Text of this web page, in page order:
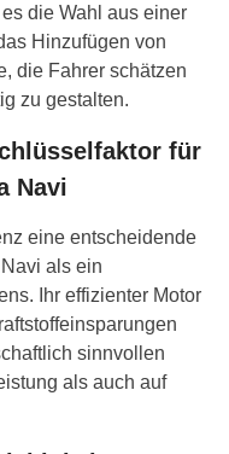
die Wahl aus einer
Hinzufügen von
die Fahrer schätzen
zu gestalten.
für
Navi
eine entscheidende
als ein
Ihr effizienter Motor
sinnvollen
als auch auf